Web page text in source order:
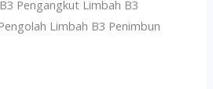
Pengangkut Limbah B3
Limbah B3 Penimbun